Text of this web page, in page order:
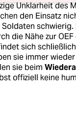
Unklarheit des
den Einsatz
schwierig.
die Nähe zur
sich schließlich
sie immer
sie beim
offiziell keine